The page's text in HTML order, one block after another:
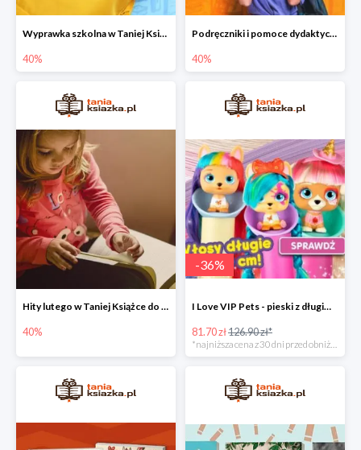
Wyprawka szkolna w Taniej Książce do -40%
40%
Podręczniki i pomoce dydaktyczne w Taniej Książce do -40%
40%
Hity lutego w Taniej Książce do -40%
40%
-36%
I Love VIP Pets - pieski z długimi włosami do stylizacji fryzur -36%
81.70 zł126.90 zł*